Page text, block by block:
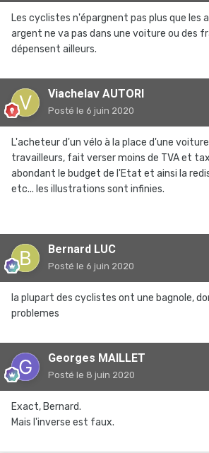
Les cyclistes n'épargnent pas plus que les
argent ne va pas dans une voiture ou des
dépensent ailleurs.
Viachelav AUTORI
Posté le 6 juin 2020
L'acheteur d'un vélo à la place d'une
travailleurs, fait verser moins de TVA et
abondant le budget de l'Etat et ainsi la
etc... les illustrations sont infinies.
Bernard LUC
Posté le 6 juin 2020
la plupart des cyclistes ont une bagnole,
problemes
Georges MAILLET
Posté le 8 juin 2020
Exact, Bernard.
Mais l'inverse est faux.